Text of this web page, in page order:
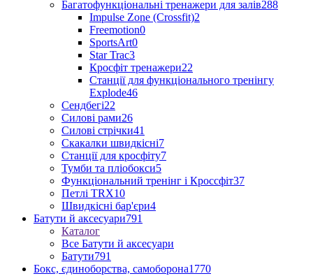
Багатофункціональні тренажери для залів288
Impulse Zone (Crossfit)2
Freemotion0
SportsArt0
Star Trac3
Кросфіт тренажери22
Станції для функціонального тренінгу
Explode46
Сендбегі22
Силові рами26
Силові стрічки41
Скакалки швидкісні7
Станції для кросфіту7
Тумби та пліобокси5
Функціональний тренінг і Кроссфіт37
Петлі TRX10
Швидкісні бар'єри4
Батути й аксесуари791
Каталог
Все Батути й аксесуари
Батути791
Бокс, єдиноборства, самоборона1770